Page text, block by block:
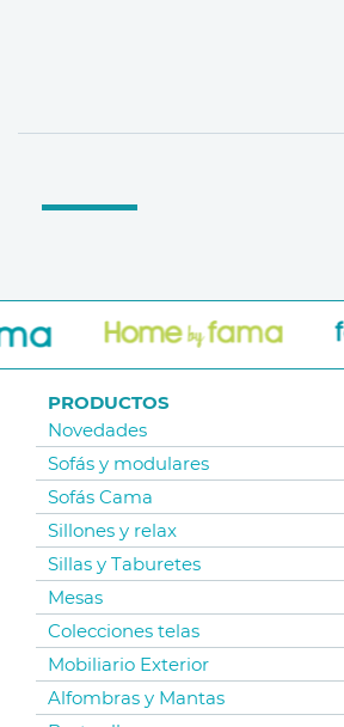
PRODUCTOS
Novedades
Sofás y modulares
Sofás Cama
Sillones y relax
Sillas y Taburetes
Mesas
Colecciones telas
Mobiliario Exterior
Alfombras y Mantas